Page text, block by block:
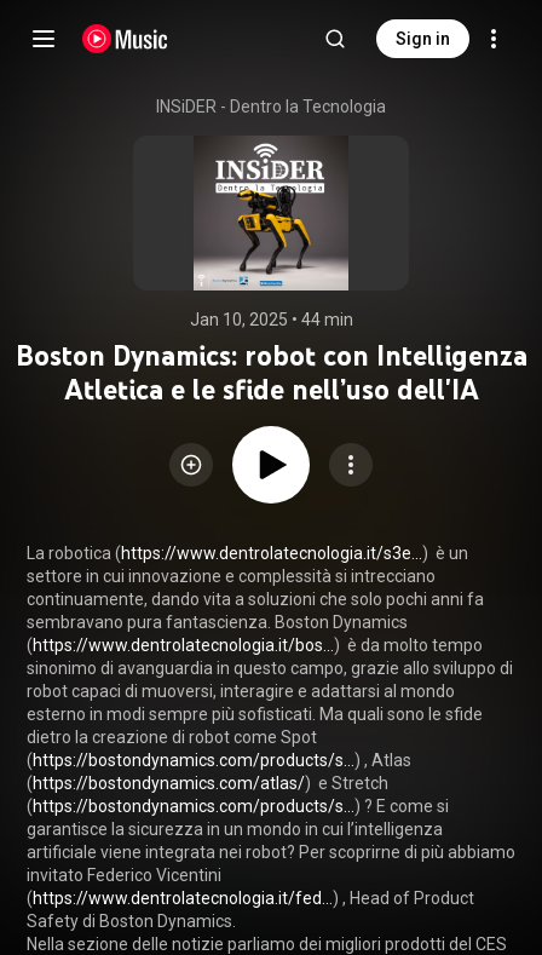
Sign in
INSiDER - Dentro la Tecnologia
Jan 10, 2025 • 44 min
Boston Dynamics: robot con Intelligenza
Atletica e le sfide nell’uso dell'IA
La robotica (https://www.dentrolatecnologia.it/s3e... )  è un
settore in cui innovazione e complessità si intrecciano
continuamente, dando vita a soluzioni che solo pochi anni fa
sembravano pura fantascienza. Boston Dynamics
(https://www.dentrolatecnologia.it/bos... )  è da molto tempo
sinonimo di avanguardia in questo campo, grazie allo sviluppo di
robot capaci di muoversi, interagire e adattarsi al mondo
esterno in modi sempre più sofisticati. Ma quali sono le sfide
dietro la creazione di robot come Spot
(https://bostondynamics.com/products/s... ) , Atlas
(https://bostondynamics.com/atlas/)  e Stretch
(https://bostondynamics.com/products/s... ) ? E come si
garantisce la sicurezza in un mondo in cui l’intelligenza
artificiale viene integrata nei robot? Per scoprirne di più abbiamo
invitato Federico Vicentini
(https://www.dentrolatecnologia.it/fed... ) , Head of Product
Safety di Boston Dynamics.
Nella sezione delle notizie parliamo dei migliori prodotti del CES